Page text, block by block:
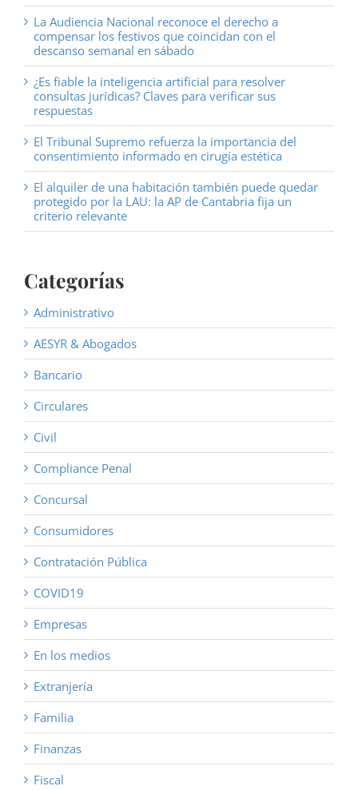
La Audiencia Nacional reconoce el derecho a
compensar los festivos que coincidan con el
descanso semanal en sábado
¿Es fiable la inteligencia artificial para resolver
consultas jurídicas? Claves para verificar sus
respuestas
El Tribunal Supremo refuerza la importancia del
consentimiento informado en cirugía estética
El alquiler de una habitación también puede quedar
protegido por la LAU: la AP de Cantabria fija un
criterio relevante
Categorías
Administrativo
AESYR & Abogados
Bancario
Circulares
Civil
Compliance Penal
Concursal
Consumidores
Contratación Pública
COVID19
Empresas
En los medios
Extranjería
Familia
Finanzas
Fiscal